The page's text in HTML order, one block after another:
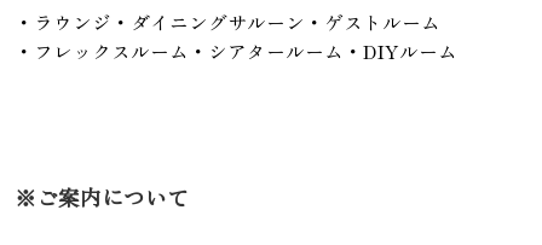
・ラウンジ・ダイニングサルーン・ゲストルーム
・フレックスルーム・シアタールーム・DIYルーム
※ご案内について